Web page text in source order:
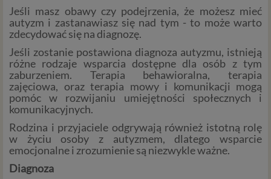
Jeśli masz obawy czy podejrzenia, że możesz mieć
autyzm i zastanawiasz się nad tym - to może warto
zdecydować się na diagnozę.
Jeśli zostanie postawiona diagnoza autyzmu, istnieją
różne rodzaje wsparcia dostępne dla osób z tym
zaburzeniem. Terapia behawioralna, terapia
zajęciowa, oraz terapia mowy i komunikacji mogą
pomóc w rozwijaniu umiejętności społecznych i
komunikacyjnych.
Rodzina i przyjaciele odgrywają również istotną rolę
w życiu osoby z autyzmem, dlatego wsparcie
emocjonalne i zrozumienie są niezwykle ważne.
Diagnoza